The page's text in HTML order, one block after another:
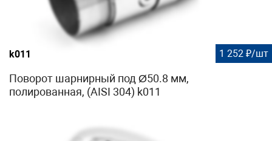
k011 1 252 ₽/шт
Поворот шарнирный под Ø50.8 мм,
полированная, (AISI 304) k011